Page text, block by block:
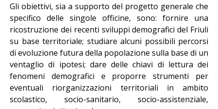
Gli obiettivi, sia a supporto del progetto generale che
specifico delle singole officine, sono: fornire una
ricostruzione dei recenti sviluppi demografici del Friuli
su base territoriale; studiare alcuni possibili percorsi
di evoluzione futura della popolazione sulla base di un
ventaglio di ipotesi; dare delle chiavi di lettura dei
fenomeni demografici e proporre strumenti per
eventuali riorganizzazioni territoriali in ambito
scolastico, socio-sanitario, socio-assistenziale,